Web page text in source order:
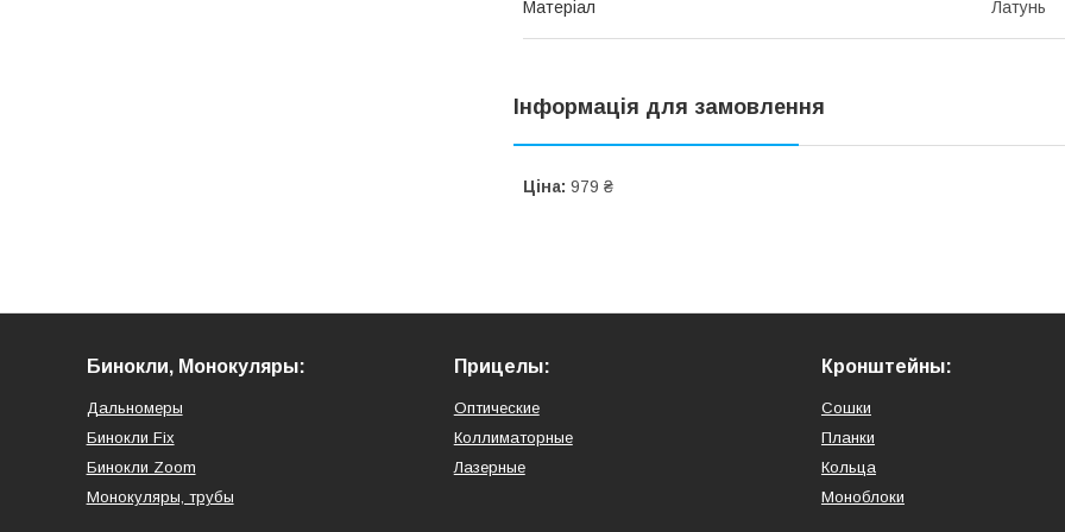
Матеріал Латунь
Інформація для замовлення
Ціна: 979 ₴
Бинокли, Монокуляры:
Дальномеры
Бинокли Fix
Бинокли Zoom
Монокуляры, трубы
Прицелы:
Оптические
Коллиматорные
Лазерные
Кронштейны:
Сошки
Планки
Кольца
Моноблоки